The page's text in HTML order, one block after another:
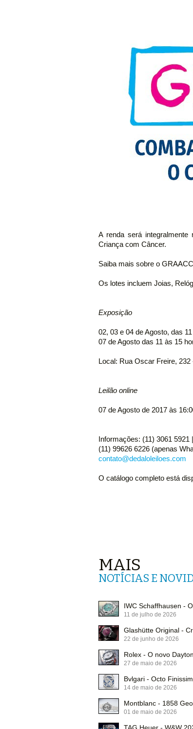
A renda será
Criança com Câncer.
Saiba mais sobre o
Os lotes incluem Joias,
Exposição
02, 03 e 04 de Agosto, das
07 de Agosto das 11 às 15
Local: Rua Oscar Freire,
Leilão online
07 de Agosto de 2017 às
Informações: (11) 3061 5921
(11) 99626 6226 (apenas
contato@dedaloleiloes.com
O catálogo completo está
MAIS
NOTÍCIAS E
IWC Schaffhausen -
11 de julho de 2026
Glashütte Original -
22 de junho de 2026
Rolex - O novo
27 de maio de 2026
Bvlgari - Octo
14 de maio de 2026
Montblanc - 1858
01 de maio de 2026